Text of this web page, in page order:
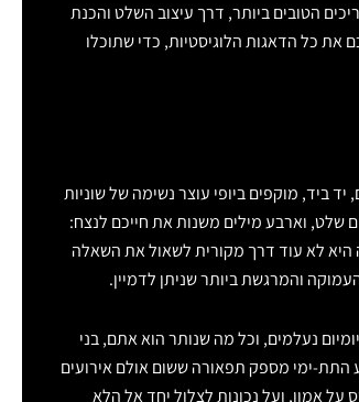
הטובים ביותר, דרך עיצוב השלט והכנת
כל הדאגות הלוגיסטיות, כדי שתוכלו
ביד, מוקפים ביופי עוצר נשימה של שוניות
שלט, וארבע מילים משנות את חייכם לנצח:
היא לא עוד דרך מקורית לשאול את השאלה
והמרגשת ביותר שניתן לדמיין.
נעלמים, וכל מה שנותר הוא אתם, בני
התת-ימי מספק תפאורה ששום אולם אירועים
אמון, ועל נכונות לצלול יחד אל הלא